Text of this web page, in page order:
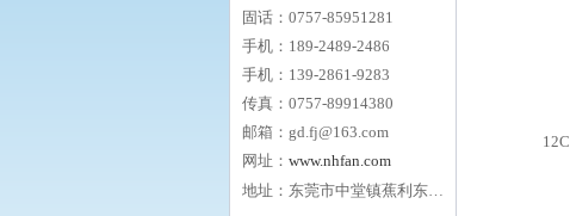
固话：0757-85951281
手机：189-2489-2486
手机：139-2861-9283
传真：0757-89914380
邮箱：gd.fj@163.com
网址： www.nhfan.com
地址：东莞市中堂镇蕉利东区五路9号
12C